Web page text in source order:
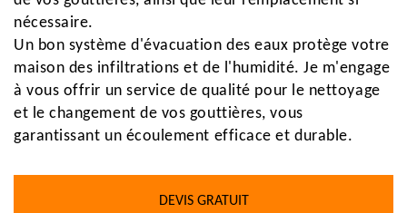
nécessaire.
Un bon système d'évacuation des eaux protège votre
maison des infiltrations et de l'humidité. Je m'engage
à vous offrir un service de qualité pour le nettoyage
et le changement de vos gouttières, vous
garantissant un écoulement efficace et durable.
DEVIS GRATUIT